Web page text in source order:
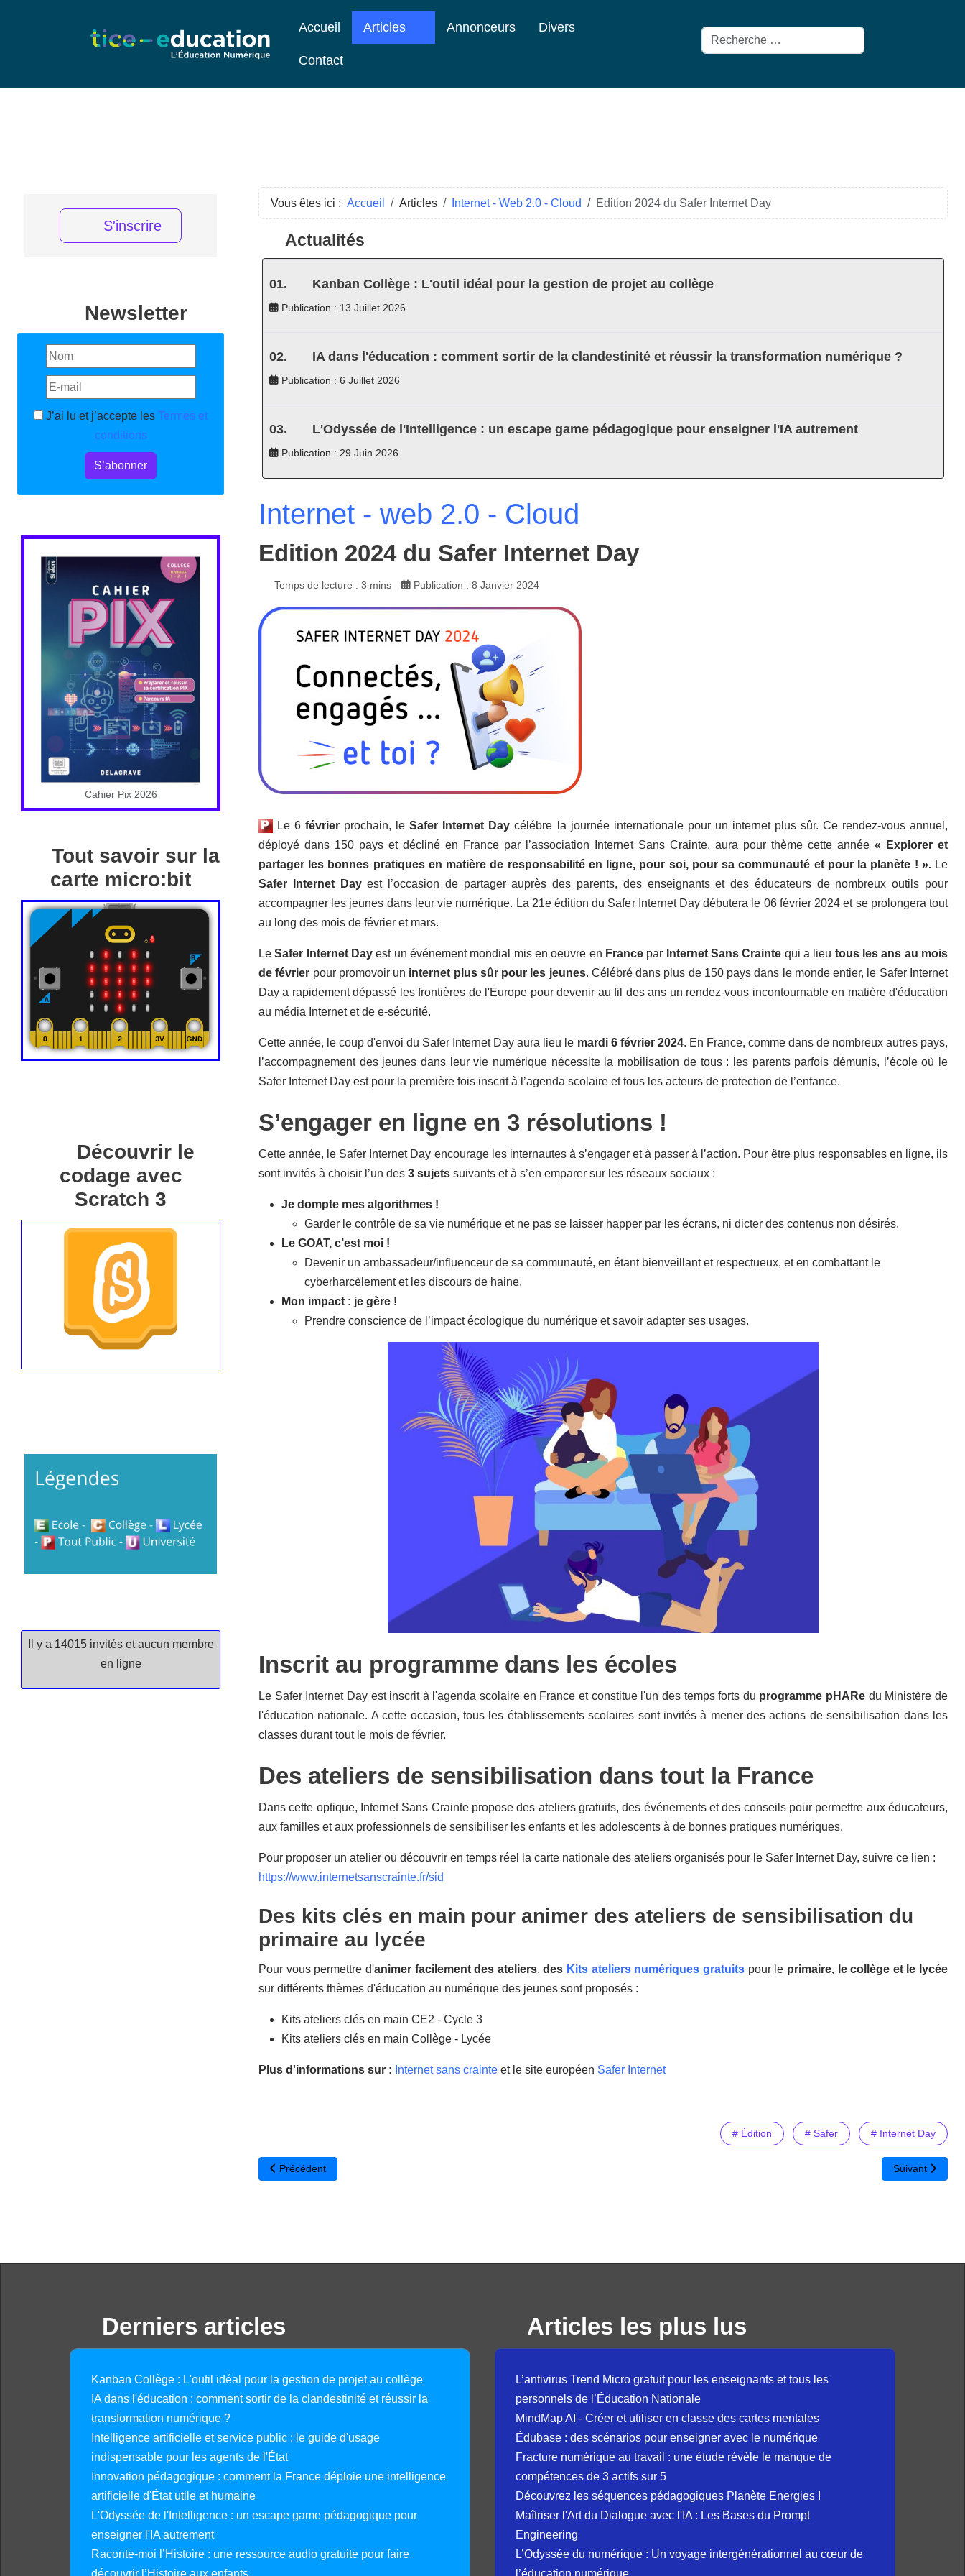
Accueil Articles Annonceurs Divers
Contact
Rechercher
S'inscrire
Newsletter
J’ai lu et j’accepte les Termes et
conditions
S’abonner
Cahier Pix 2026
Tout savoir sur la
carte micro:bit
Découvrir le
codage avec
Scratch 3
Il y a 14015 invités et aucun membre
en ligne
Vous êtes ici : Accueil Articles Internet - Web 2.0 - Cloud Edition 2024 du Safer Internet Day
Actualités
Kanban Collège : L'outil idéal pour la gestion de projet au collège
Publication : 13 Juillet 2026
IA dans l'éducation : comment sortir de la clandestinité et réussir la transformation numérique ?
Publication : 6 Juillet 2026
L'Odyssée de l'Intelligence : un escape game pédagogique pour enseigner l'IA autrement
Publication : 29 Juin 2026
Internet - web 2.0 - Cloud
Edition 2024 du Safer Internet Day
Temps de lecture : 3 mins Publication : 8 Janvier 2024
Le 6 février prochain, leSafer Internet Day célébre la journée internationale pour un internet plus sûr. Ce rendez-vous annuel,
déployé dans 150 pays et décliné en France par l’association Internet Sans Crainte, aura pour thème cette année« Explorer et
partager les bonnes pratiques en matière de responsabilité en ligne, pour soi, poursa communauté et pour la planète ! ».Le
Safer Internet Dayest l’occasion de partager auprès des parents, des enseignants et des éducateurs de nombreux outils pour
accompagner les jeunes dans leur vie numérique. La 21e édition du Safer Internet Day débutera le 06 février 2024 et se prolongera tout
au long des mois de février et mars.
LeSafer Internet Day est un événement mondial mis en oeuvre en France par Internet Sans Crainte qui a lieu tous les ans au mois
de février pour promovoir un internet plus sûr pour les jeunes. Célébré dans plus de 150 pays dans le monde entier, le Safer Internet
Day a rapidement dépassé les frontières de l'Europe pour devenir au fil des ans un rendez-vous incontournable en matière d'éducation
au média Internet et de e-sécurité.
Cette année, le coup d'envoi du Safer Internet Day aura lieu le mardi 6 février 2024. En France, comme dans de nombreux autres pays,
l’accompagnement des jeunes dans leur vie numérique nécessite la mobilisation de tous : les parents parfois démunis, l’école où le
Safer Internet Day est pour la première fois inscrit à l’agenda scolaire et tous les acteurs de protection de l’enfance.
S’engager en ligne en 3 résolutions !
Cette année, le Safer Internet Day encourage les internautes à s’engager et à passer à l’action. Pour être plus responsables en ligne, ils
sont invités à choisir l’un des 3 sujets suivants et à s’en emparer sur les réseaux sociaux :
Je dompte mes algorithmes !
Garder le contrôle de sa vie numérique et ne pas se laisser happer par les écrans, ni dicter des contenus non désirés.
Le GOAT, c’est moi !
Devenir un ambassadeur/influenceur de sa communauté, en étant bienveillant et respectueux, et en combattant le
cyberharcèlement et les discours de haine.
Mon impact : je gère !
Prendre conscience de l’impact écologique du numérique et savoir adapter ses usages.
Inscrit au programme dans les écoles
Le Safer Internet Day est inscrit à l'agenda scolaire en France et constitue l'un des temps forts du programme pHARe du Ministère de
l'éducation nationale. A cette occasion, tous les établissements scolaires sont invités à mener des actions de sensibilisation dans les
classes durant tout le mois de février.
Des ateliers de sensibilisation dans tout la France
Dans cette optique, Internet Sans Crainte propose des ateliers gratuits, des événements et des conseils pour permettre aux éducateurs,
aux familles et aux professionnels de sensibiliser les enfants et les adolescents à de bonnes pratiques numériques.
Pour proposer un atelier ou découvrir en temps réel la carte nationale des ateliers organisés pour le Safer Internet Day, suivre ce lien :
https://www.internetsanscrainte.fr/sid
Des kits clés en main pour animer des ateliers de sensibilisation du
primaire au lycée
Pour vous permettre d'animer facilement des ateliers,des Kits ateliers numériques gratuits pour le primaire, le collège et le lycée
sur différents thèmes d'éducation au numérique des jeunes sont proposés :
Kits ateliers clés en main CE2 - Cycle 3
Kits ateliers clés en main Collège - Lycée
Plus d'informations sur : Internet sans crainte et le site européen Safer Internet
# Édition # Safer # Internet Day
Article précédent : L'évolution révolutionnaire de la formation en ligne : souplesse, accompagnement et reconnaissance
Précédent Article suivant
Suivant
Derniers articles
Kanban Collège : L'outil idéal pour la gestion de projet au collège
IA dans l'éducation : comment sortir de la clandestinité et réussir la
transformation numérique ?
Intelligence artificielle et service public : le guide d'usage
indispensable pour les agents de l'État
Innovation pédagogique : comment la France déploie une intelligence
artificielle d'État utile et humaine
L'Odyssée de l'Intelligence : un escape game pédagogique pour
enseigner l'IA autrement
Raconte-moi l’Histoire : une ressource audio gratuite pour faire
découvrir l’Histoire aux enfants
Articles les plus lus
L’antivirus Trend Micro gratuit pour les enseignants et tous les
personnels de l’Éducation Nationale
MindMap AI - Créer et utiliser en classe des cartes mentales
Édubase : des scénarios pour enseigner avec le numérique
Fracture numérique au travail : une étude révèle le manque de
compétences de 3 actifs sur 5
Découvrez les séquences pédagogiques Planète Energies !
Maîtriser l'Art du Dialogue avec l'IA : Les Bases du Prompt
Engineering
L’Odyssée du numérique : Un voyage intergénérationnel au cœur de
l’éducation numérique